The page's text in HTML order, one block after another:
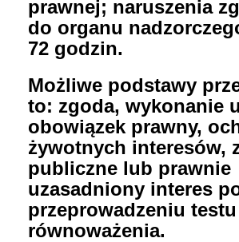
prawnej; naruszenia
do organu
72 godzin.
Możliwe podstawy
to: zgoda, wykonanie
obowiązek prawny,
żywotnych interesów,
publiczne lub prawnie
uzasadniony interes
przeprowadzeniu testu
równoważenia.